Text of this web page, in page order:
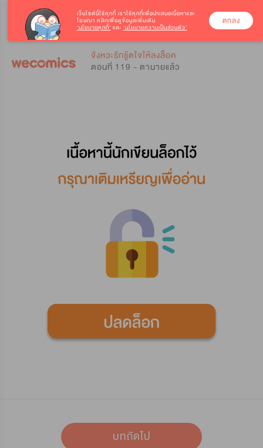
จังหวะรักชู้ตใจให้ลงล็อค
ตอนที่ 119 - ตานายแล้ว
บทถัดไป
เว็บไซต์นี้ใช้คุกกี้ เราใช้คุกกี้เพื่อนำเสนอเนื้อหาและ
โฆษณา คลิกเพื่อดูข้อมูลเพิ่มเติม
‘นโยบายคุกกี้’ และ ‘นโยบายความเป็นส่วนตัว’
ตกลง